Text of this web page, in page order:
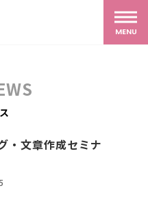
MENU
・文章作成セミナ